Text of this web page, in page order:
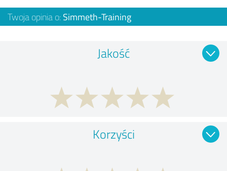
Twoja opinia o: Simmeth-Training
Jakość
Korzyści